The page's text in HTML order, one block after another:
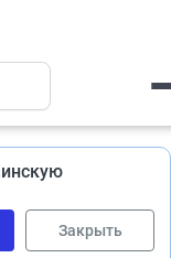
Закрыть